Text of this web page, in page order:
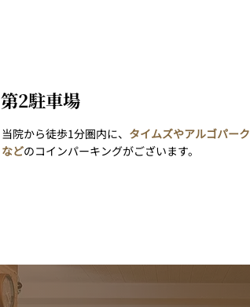
第2駐車場
当院から徒歩1分圏内に、 タイムズやアルゴパーク
などのコインパーキングがございます。